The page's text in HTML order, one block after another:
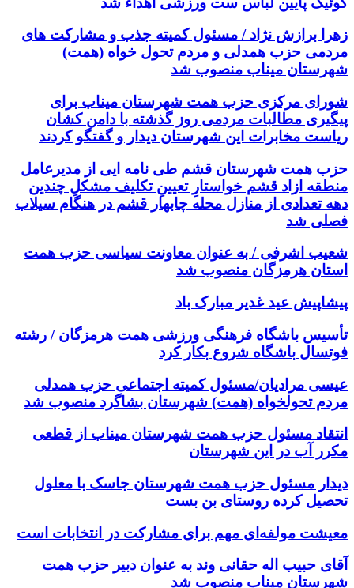
زهرا برازش نژاد / مسئول کمیته جذب و مشارکت های
مردمی حزب همدلی و مردم تحول خواه (همت)
شهرستان میناب منصوب شد
شورای مرکزی حزب همت شهرستان میناب برای
پیگیری مطالبات مردمی روز گذشته با دامن کشان
ریاست مخابرات این شهرستان دیدار و گفتگو کردند
حزب همت شهرستان قشم طی نامه ایی از مدیرعامل
منطقه ازاد قشم خواستارِ تعیینِ تکلیف مشکلِ چندین
دهه تعدادی از منازل محله چابهار قشم در هنگام سیلاب
فصلی شد
شعیب اشرفی / به عنوان معاونت سیاسی حزب همت
استان هرمزگان منصوب شد
پیشاپیش عید غدیر مبارک باد
تأسیس باشگاه فرهنگی ورزشی همت هرمزگان / رشته
فوتسال باشگاه شروع بکار کرد
عیسی مرادیان/مسئول کمیته اجتماعی حزب همدلی
مردم تحولخواه (همت) شهرستان بشاگرد منصوب شد
انتقاد مسئول حزب همت شهرستان میناب از قطعی
مکرر آب در این شهرستان
دیدار مسئول حزب همت شهرستان جاسک با معلول
تحصیل کرده روستای بن بست
معیشت مولفه‌ای مهم برای مشارکت در انتخابات است
آقای حبیب اله حقانی وند به عنوان دبیر حزب همت
شهرستان میناب منصوب شد